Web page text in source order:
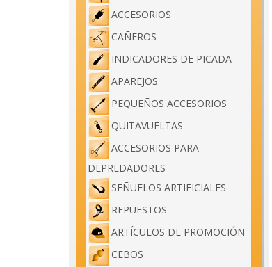
ACCESORIOS
CAÑEROS
INDICADORES DE PICADA
APAREJOS
PEQUEÑOS ACCESORIOS
QUITAVUELTAS
ACCESORIOS PARA
DEPREDADORES
SEÑUELOS ARTIFICIALES
REPUESTOS
ARTÍCULOS DE PROMOCIÓN
CEBOS